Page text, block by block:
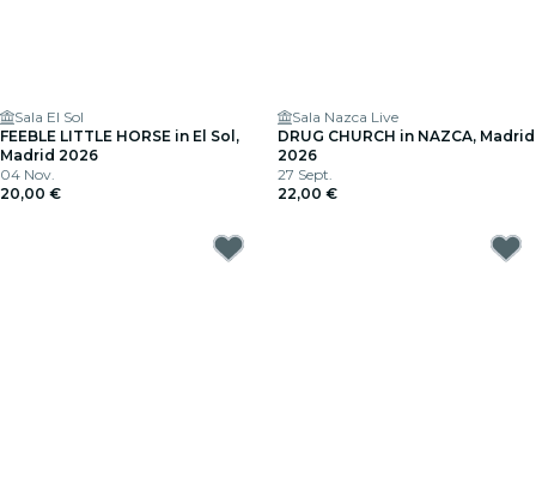
Sala El Sol
FEEBLE LITTLE HORSE in El Sol,
Madrid 2026
04 Nov.
20,00 €
Sala Nazca Live
DRUG CHURCH in NAZCA, Madrid
2026
27 Sept.
22,00 €